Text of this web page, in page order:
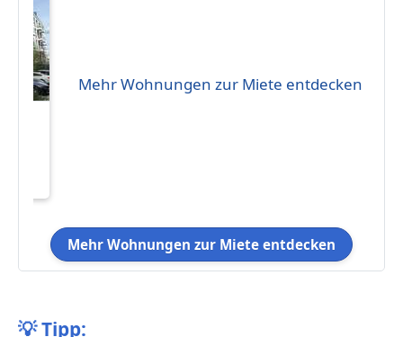
Mehr Wohnungen zur Miete entdecken
Mehr Wohnungen zur Miete entdecken
💡Tipp: